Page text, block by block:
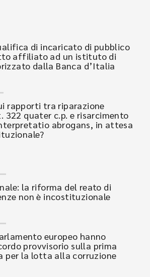
di incaricato di pubblico
affiliato ad un istituto di
dalla Banca d’Italia
rapporti tra riparazione
322 quater c.p. e risarcimento
abrogans, in attesa
la riforma del reato di
non è incostituzionale
europeo hanno
provvisorio sulla prima
per la lotta alla corruzione